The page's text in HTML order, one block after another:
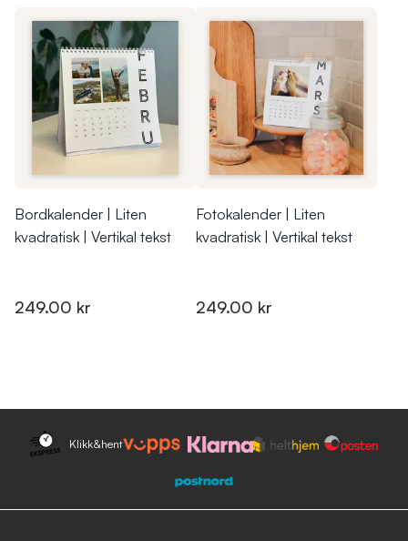
Bordkalender | Liten
kvadratisk | Vertikal tekst
249.00 kr
Fotokalender | Liten
kvadratisk | Vertikal tekst
249.00 kr
Klikk&hent